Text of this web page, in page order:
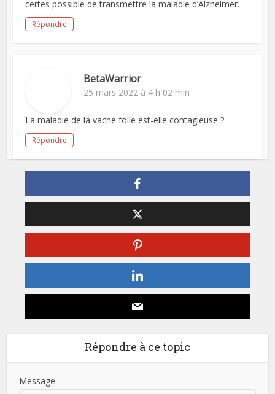
certes possible de transmettre la maladie d’Alzheimer.
Répondre
BetaWarrior
25 mars 2022 à 4 h 02 min
La maladie de la vache folle est-elle contagieuse ?
Répondre
Répondre à ce topic
Message